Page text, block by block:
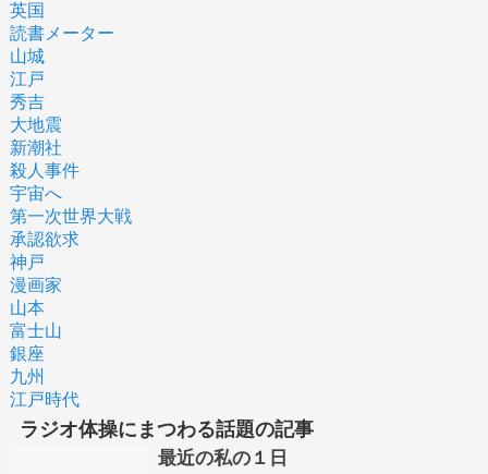
英国
読書メーター
山城
江戸
秀吉
大地震
新潮社
殺人事件
宇宙へ
第一次世界大戦
承認欲求
神戸
漫画家
山本
富士山
銀座
九州
江戸時代
ラジオ体操にまつわる話題の記事
最近の私の１日